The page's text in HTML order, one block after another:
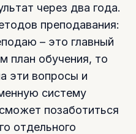
через два года.
преподавания:
– это главный
план обучения, то
эти вопросы и
систему
позаботиться
отдельного